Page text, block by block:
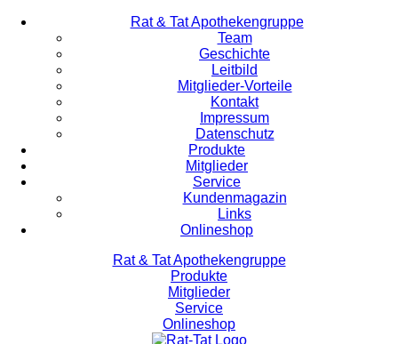
Rat & Tat Apothekengruppe
Team
Geschichte
Leitbild
Mitglieder-Vorteile
Kontakt
Impressum
Datenschutz
Produkte
Mitglieder
Service
Kundenmagazin
Links
Onlineshop
Rat & Tat Apothekengruppe
Produkte
Mitglieder
Service
Onlineshop